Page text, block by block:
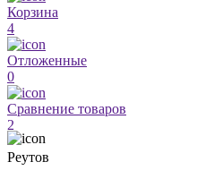
Корзина
4
Отложенные
0
Сравнение товаров
2
Реутов